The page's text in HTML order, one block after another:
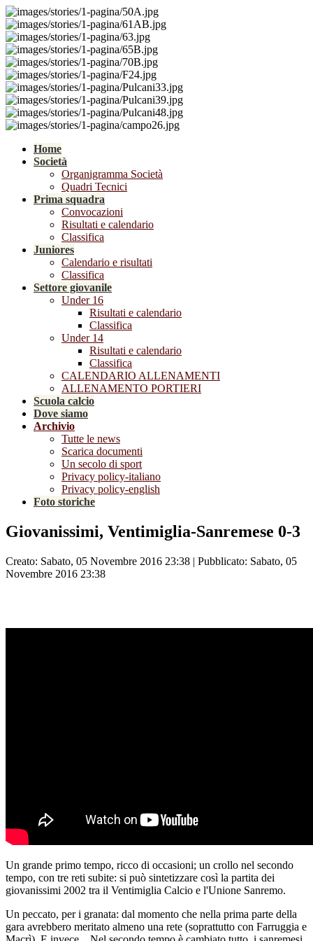
Home
Società
Organigramma Società
Quadri Tecnici
Prima squadra
Convocazioni
Risultati e calendario
Classifica
Juniores
Calendario e risultati
Classifica
Settore giovanile
Under 16
Risultati e calendario
Classifica
Under 14
Risultati e calendario
Classifica
CALENDARIO ALLENAMENTI
ALLENAMENTO PORTIERI
Scuola calcio
Dove siamo
Archivio
Tutte le news
Scarica documenti
Un secolo di sport
Privacy policy-italiano
Privacy policy-english
Foto storiche
Giovanissimi, Ventimiglia-Sanremese 0-3
Creato: Sabato, 05 Novembre 2016 23:38 | Pubblicato: Sabato, 05
Novembre 2016 23:38
Un grande primo tempo, ricco di occasioni; un crollo nel secondo
tempo, con tre reti subite: si può sintetizzare così la partita dei
giovanissimi 2002 tra il Ventimiglia Calcio e l'Unione Sanremo.
Un peccato, per i granata: dal momento che nella prima parte della
gara avrebbero meritato almeno una rete (soprattutto con Farruggia e